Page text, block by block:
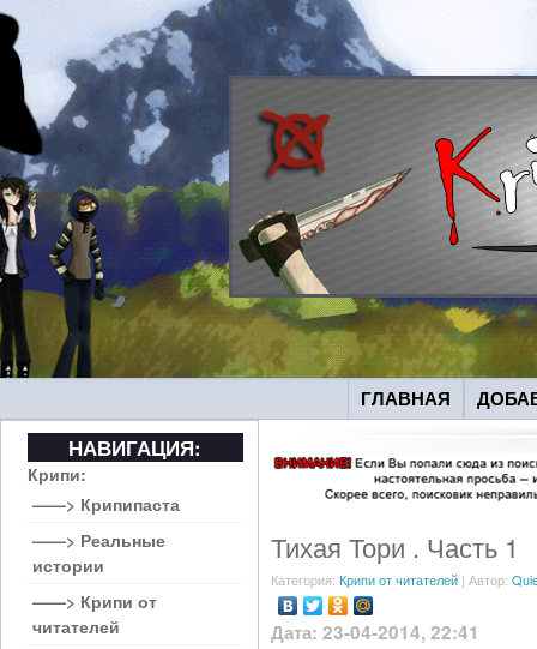
ГЛАВНАЯ
Тихая Тори . Часть 1
Категория: Крипи от читателей | Автор:
Дата: 23-04-2014, 22:41
НАВИГАЦИЯ:
Крипи:
——> Крипипаста
——> Реальные
истории
——> Крипи от
читателей